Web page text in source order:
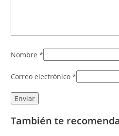
Nombre*
Correo electrónico*
También te